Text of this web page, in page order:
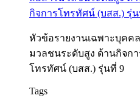
หัวข้อรายงานเฉพาะบุคค
มวลชนระดับสูง ด้านกิจกา
โทรทัศน์ (บสส.) รุ่นที่ 9
Tags